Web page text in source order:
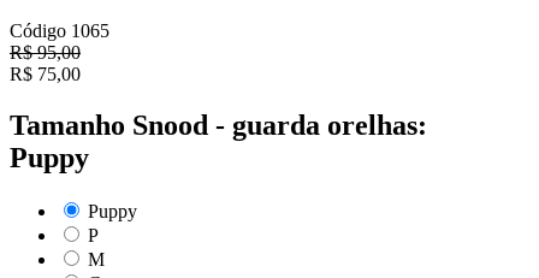
Código 1065
R$95,00
R$ 75,00
Tamanho Snood - guarda orelhas:
Puppy
Puppy
P
M